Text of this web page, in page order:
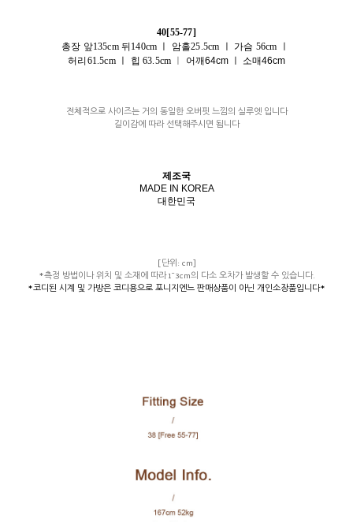
40[55-77]
총장 앞135cm 뒤140cm ㅣ 암홀25.5cm
가슴 56cm ㅣ
허리61.5cm
힙 63.5cm 어깨64cm ㅣ 소매46cm
전체적으로 사이즈는 거의 동일한 오버핏 느낌의 실루엣 입니다
길이감에 따라 선택해주시면 됩니다
제조국
MADE IN KOREA
대한민국
[단위: cm]
*측정 방법이나 위치 및 소재에 따라 1~3cm의 다소 오차가 발생할 수 있습니다.
*코디된 시계 및 가방은 코디용으로 포니지엔느 판매상품이 아닌 개인소장품입니다*